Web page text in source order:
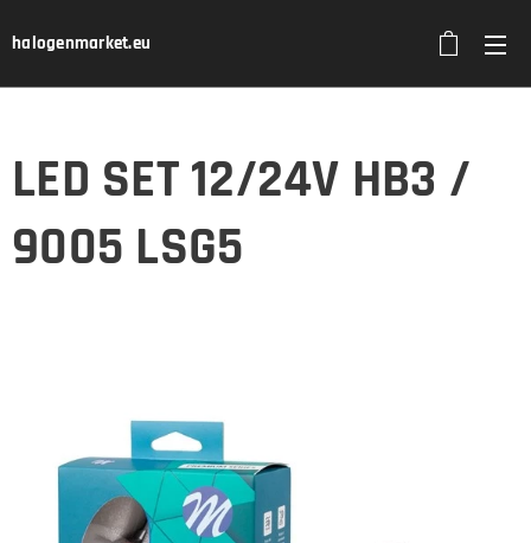
halogenmarket.eu
LED SET 12/24V HB3 /
9005 LSG5